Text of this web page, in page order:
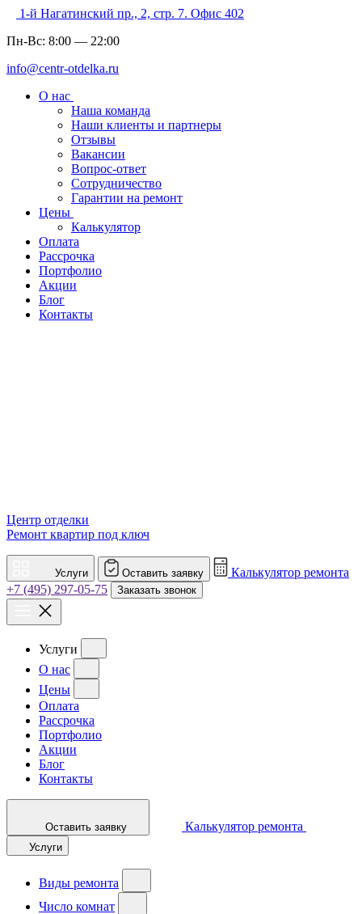
1-й Нагатинский пр., 2, стр. 7. Офис 402
Пн-Вс: 8:00 — 22:00
info@centr-otdelka.ru
О нас
Наша команда
Наши клиенты и партнеры
Отзывы
Вакансии
Вопрос-ответ
Сотрудничество
Гарантии на ремонт
Цены
Калькулятор
Оплата
Рассрочка
Портфолио
Акции
Блог
Контакты
Центр отделки
Ремонт квартир под ключ
Услуги Оставить заявку
Калькулятор ремонта
+7 (495) 297-05-75
Заказать звонок
Услуги
О нас
Цены
Оплата
Рассрочка
Портфолио
Акции
Блог
Контакты
Оставить заявку Калькулятор ремонта
Услуги
Виды ремонта
Число комнат